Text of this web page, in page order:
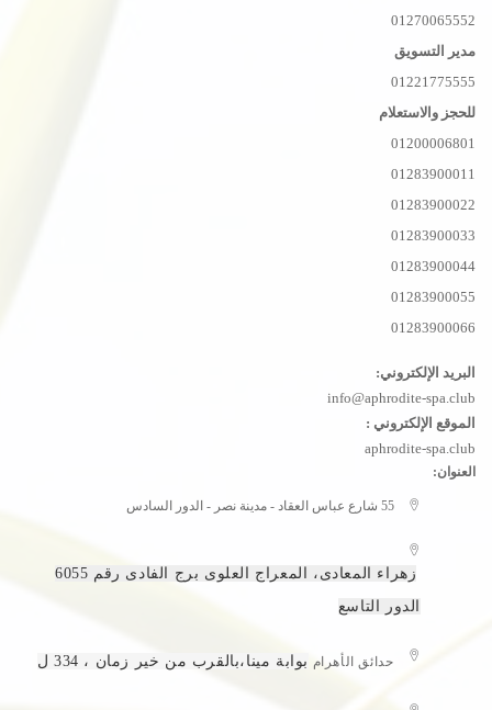
01270065552
مدير التسويق
01221775555
للحجز والاستعلام
01200006801
01283900011
01283900022
01283900033
01283900044
01283900055
01283900066
البريد الإلكتروني:
info@aphrodite-spa.club
الموقع الإلكتروني :
aphrodite-spa.club
العنوان:
زهراء المعادى، المعراج العلوى برج الفادى رقم 6055
الدور التاسع
حدائق الأهرام بوابة مينا،بالقرب من خير زمان ، 334 ل